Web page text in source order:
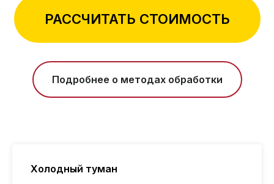
РАССЧИТАТЬ СТОИМОСТЬ
Подробнее о методах обработки
Холодный туман